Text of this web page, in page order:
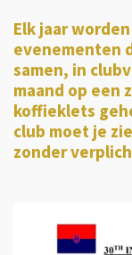
Elk jaar
evenementen
samen, in
maand op een
koffieklets
club moet je
zonder